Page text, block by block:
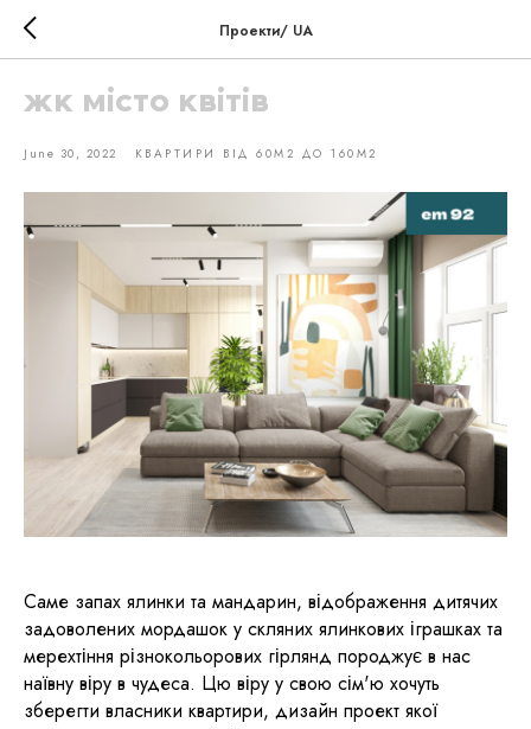
Проекти/ UA
жк місто квітів
June 30, 2022 КВАРТИРИ ВІД 60М2 ДО 160М2
Саме запах ялинки та мандарин, відображення дитячих
задоволених мордашок у скляних ялинкових іграшках та
мерехтіння різнокольорових гірлянд породжує в нас
наївну віру в чудеса. Цю віру у свою сім'ю хочуть
зберегти власники квартири, дизайн проект якої